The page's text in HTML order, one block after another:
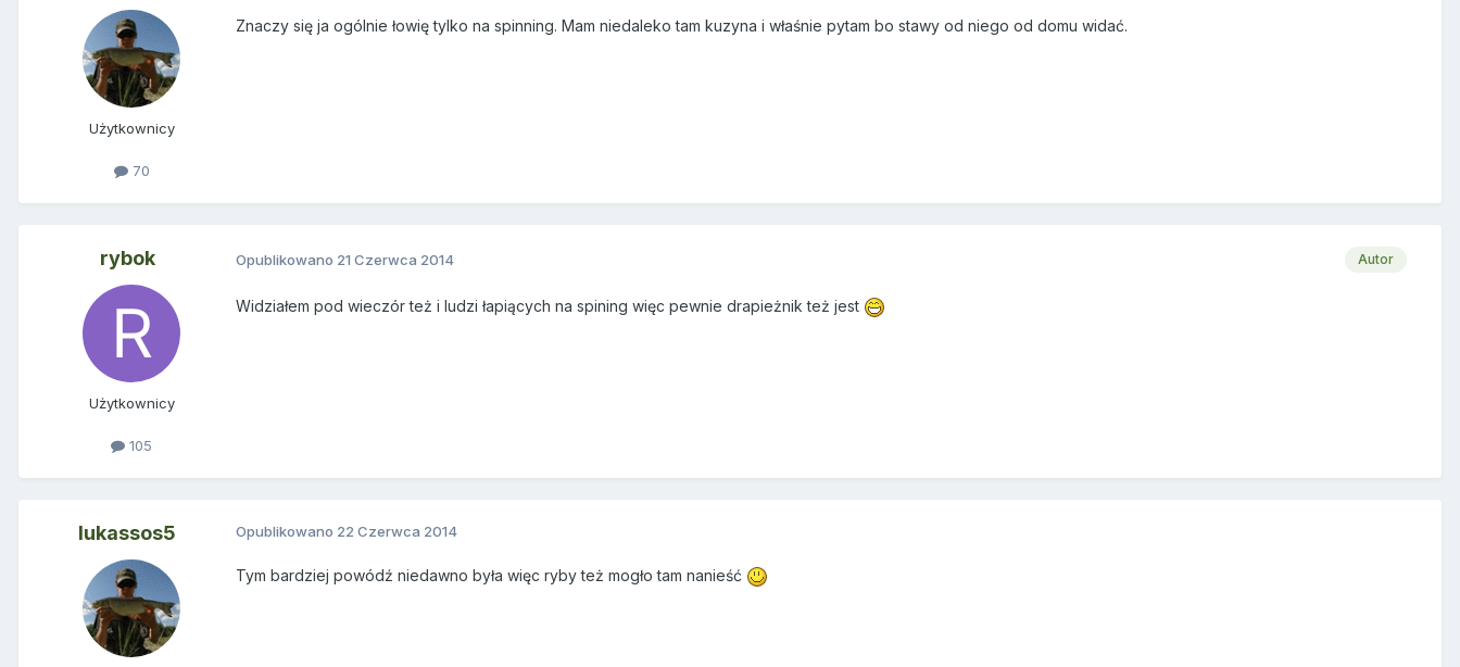
Użytkownicy
70
Znaczy się ja ogólnie łowię tylko na spinning. Mam niedaleko tam kuzyna i właśnie pytam bo stawy od niego od domu widać.
rybok
Użytkownicy
105
Autor
Opublikowano 21 Czerwca 2014
Widziałem pod wieczór też i ludzi łapiących na spining więc pewnie drapieżnik też jest
lukassos5 Opublikowano 22 Czerwca 2014
Tym bardziej powódź niedawno była więc ryby też mogło tam nanieść